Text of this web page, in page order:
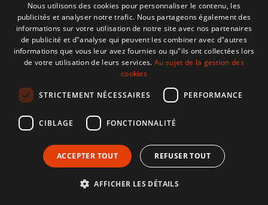
Souvenirs de la guerre 1939-1945
BASQUE
FRENCH
Nous utilisons des cookies pour personnaliser le contenu, les
publicités et analyser notre trafic. Nous partageons également des
informations sur votre utilisation de notre site avec nos partenaires
de publicité et d"analyse qui peuvent les combiner avec d"autres
informations que vous leur avez fournies ou qu"ils ont collectées lors
de votre utilisation de leurs services.Au sujet de la gestion des
cookies
STRICTEMENT NÉCESSAIRES PERFORMANCE
CIBLAGE FONCTIONNALITÉ
ACCEPTER TOUT REFUSER TOUT
AFFICHER LES DÉTAILS